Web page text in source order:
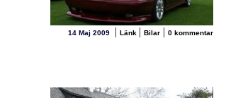
14 Maj 2009 | Länk | Bilar | 0 kommentar